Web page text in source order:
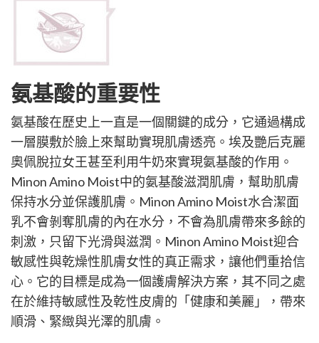
氨基酸的重要性
氨基酸在歷史上一直是一個關鍵的成分，它通過構成
一層膜敷於臉上來幫助實現肌膚透亮。埃及艷后克麗
奧佩脫拉女王甚至利用牛奶來實現氨基酸的作用。
Minon Amino Moist中的氨基酸滋潤肌膚，幫助肌膚
保持水分並保護肌膚。Minon Amino Moist水合潔面
乳不會剝奪肌膚的內在水分，不會為肌膚帶來多餘的
刺激，只留下光滑與滋潤。Minon Amino Moist迎合
敏感性與乾燥性肌膚女性的真正需求，讓他們重拾信
心。它的目標是成為一個護膚解決方案，其不同之處
在於維持敏感性及乾性皮膚的「健康和美麗」，帶來
順滑、緊緻與光澤的肌膚。